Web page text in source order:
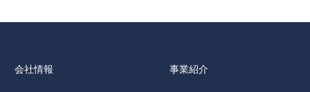
会社情報 事業紹介